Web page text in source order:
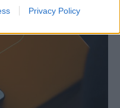
Privacy Policy